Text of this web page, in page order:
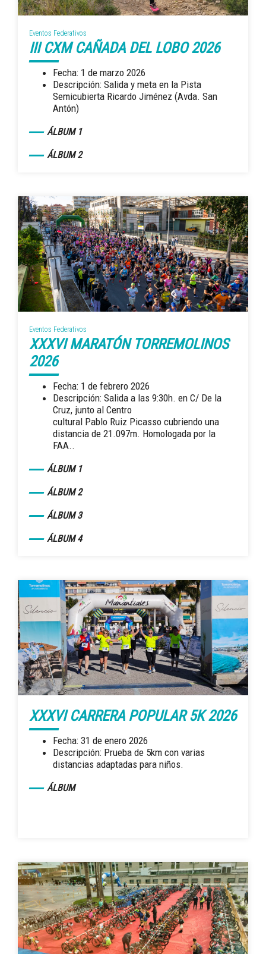
Eventos Federativos
III CXM CAÑADA DEL LOBO 2026
Fecha: 1 de marzo 2026
Descripción: Salida y meta en la Pista
Semicubierta Ricardo Jiménez (Avda. San
Antón)
ÁLBUM 1
ÁLBUM 2
Eventos Federativos
XXXVI MARATÓN TORREMOLINOS
2026
Fecha: 1 de febrero 2026
Descripción: Salida a las 9:30h. en C/ De la
Cruz, junto al Centro
cultural Pablo Ruiz Picasso cubriendo una
distancia de 21.097m. Homologada por la
FAA..
ÁLBUM 1
ÁLBUM 2
ÁLBUM 3
ÁLBUM 4
XXXVI CARRERA POPULAR 5K 2026
Fecha: 31 de enero 2026
Descripción: Prueba de 5km con varias
distancias adaptadas para niños.
ÁLBUM